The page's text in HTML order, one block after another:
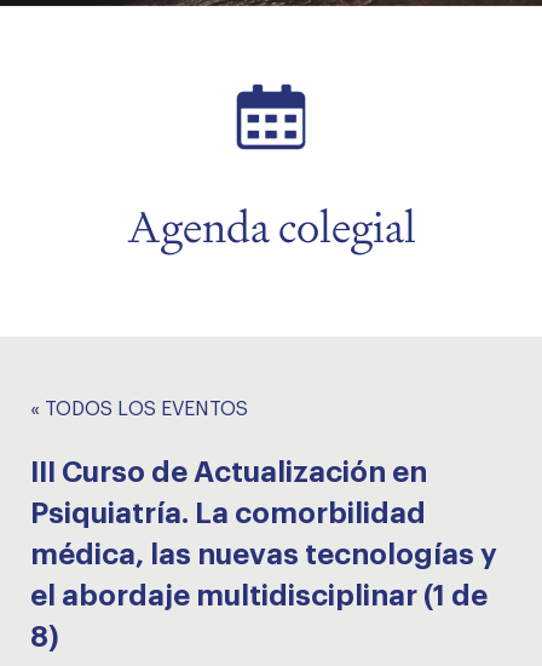
Agenda colegial
« TODOS LOS EVENTOS
III Curso de Actualización en
Psiquiatría. La comorbilidad
médica, las nuevas tecnologías y
el abordaje multidisciplinar (1 de
8)